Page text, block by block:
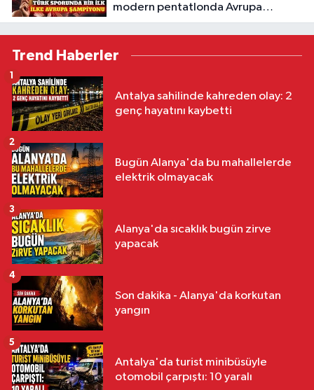
modern pentatlonda Avrupa
şampiyonu
Trend Haberler
Antalya sahilinde kahreden olay: 2
genç hayatını kaybetti
1
Bugün Alanya'da bu mahallelerde
elektrik olmayacak
2
Alanya'da sıcaklık bugün zirve
yapacak
3
Son dakika - Alanya'da korkutan
yangın
4
Antalya'da turist minibüsüyle
otomobil çarpıştı: 10 yaralı
5